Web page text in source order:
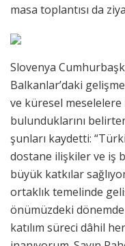
masa toplantısı da
Slovenya
Balkanlar’daki
ve küresel
bulunduklarını
şunları kaydetti:
dostane ilişkiler ve iş
büyük katkılar
ortaklık temelinde
önümüzdeki
katılım süreci dâhil